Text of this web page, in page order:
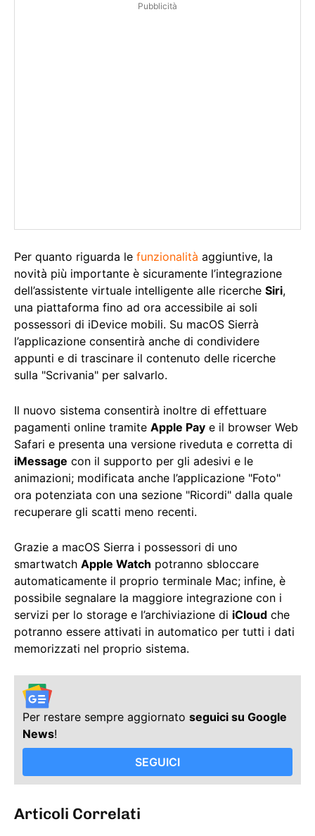
Pubblicità
Per quanto riguarda le funzionalità aggiuntive, la
novità più importante è sicuramente l’integrazione
dell’assistente virtuale intelligente alle ricerche Siri,
una piattaforma fino ad ora accessibile ai soli
possessori di iDevice mobili. Su macOS Sierrà
l’applicazione consentirà anche di condividere
appunti e di trascinare il contenuto delle ricerche
sulla "Scrivania" per salvarlo.
Il nuovo sistema consentirà inoltre di effettuare
pagamenti online tramite Apple Pay e il browser Web
Safari e presenta una versione riveduta e corretta di
iMessage con il supporto per gli adesivi e le
animazioni; modificata anche l’applicazione "Foto"
ora potenziata con una sezione "Ricordi" dalla quale
recuperare gli scatti meno recenti.
Grazie a macOS Sierra i possessori di uno
smartwatch Apple Watch potranno sbloccare
automaticamente il proprio terminale Mac; infine, è
possibile segnalare la maggiore integrazione con i
servizi per lo storage e l’archiviazione di iCloud che
potranno essere attivati in automatico per tutti i dati
memorizzati nel proprio sistema.
Per restare sempre aggiornato seguici su Google
News!
SEGUICI
Articoli Correlati